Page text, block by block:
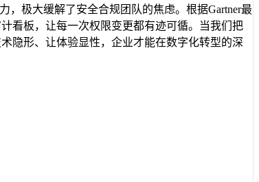
极大缓解了安全合规团队的焦虑。根据Gartner最
看板，让每一次权限变更都有迹可循。当我们把
隐形、让体验显性，企业才能在数字化转型的深